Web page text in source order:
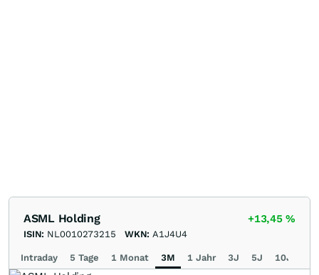
ASML Holding +13,45%
ISIN: NL0010273215 WKN: A1J4U4
Intraday 5 Tage 1 Monat 3M 1 Jahr 3J 5J 10J